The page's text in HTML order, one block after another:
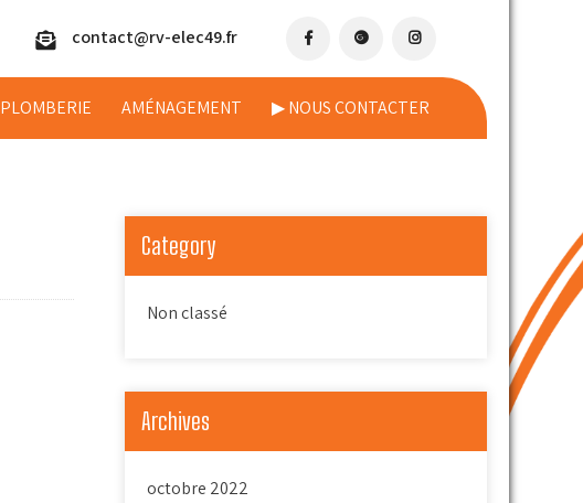
contact@rv-elec49.fr
PLOMBERIE AMÉNAGEMENT ▶ NOUS CONTACTER
Category
Non classé
Archives
octobre 2022